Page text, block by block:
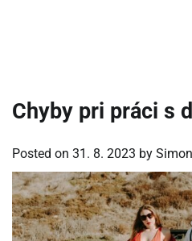
Chyby pri práci s
Posted on 31. 8. 2023 by